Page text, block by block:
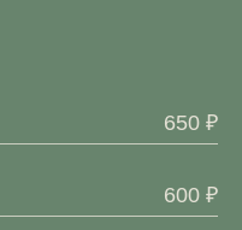
650 ₽
600 ₽